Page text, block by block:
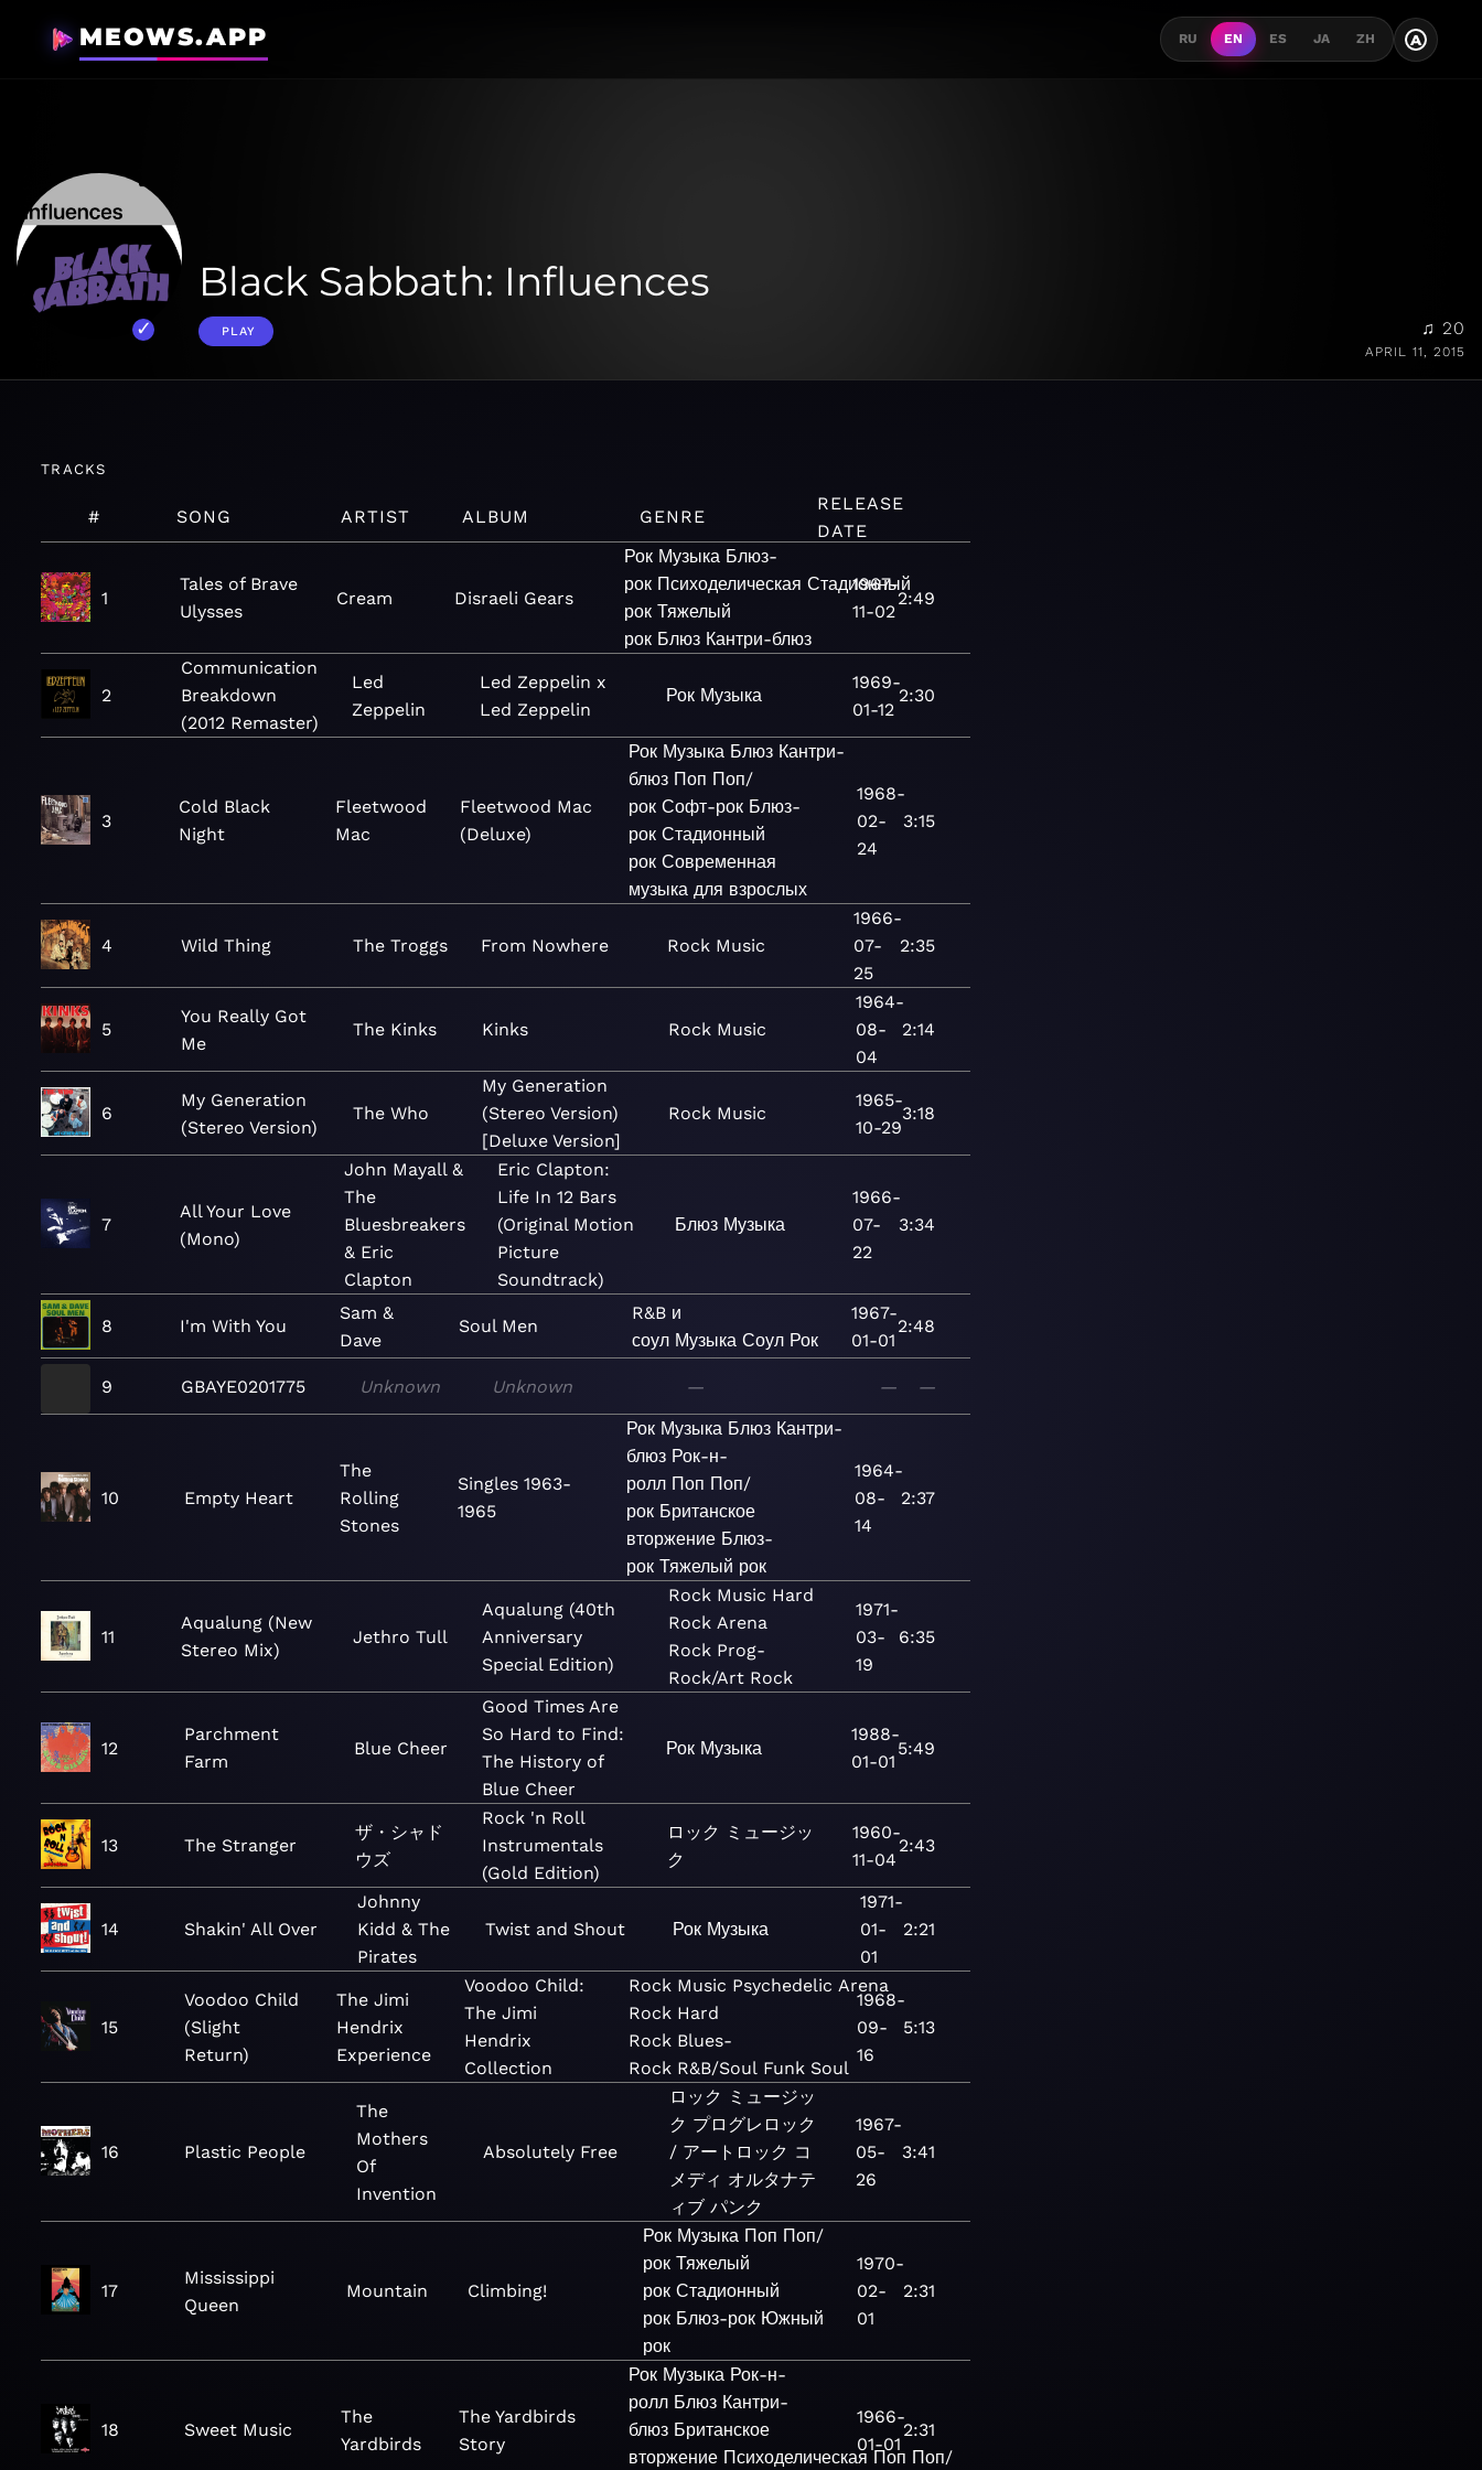
MEOWS.APP RU EN ES JA ZH A
Black Sabbath: Influences
PLAY ♫ 20
APRIL 11, 2015
TRACKS
# SONG ARTIST ALBUM GENRE
RELEASE
DATE
1
Tales of Brave
Ulysses
Cream Disraeli Gears
Рок Музыка Блюз-
рок Психоделическая Стадионный
рок Тяжелый
рок Блюз Кантри-блюз
1967-
11-02
2:49
2
Communication
Breakdown
(2012 Remaster)
Led
Zeppelin
Led Zeppelin x
Led Zeppelin
Рок Музыка
1969-
01-12
2:30
3
Cold Black
Night
Fleetwood
Mac
Fleetwood Mac
(Deluxe)
Рок Музыка Блюз Кантри-
блюз Поп Поп/
рок Софт-рок Блюз-
рок Стадионный
рок Современная
музыка для взрослых
1968-
02-
24
3:15
4 Wild Thing The Troggs From Nowhere Rock Music
1966-
07-
25
2:35
5
You Really Got
Me
The Kinks Kinks Rock Music
1964-
08-
04
2:14
6
My Generation
(Stereo Version)
The Who
My Generation
(Stereo Version)
[Deluxe Version]
Rock Music
1965-
10-29
3:18
7
All Your Love
(Mono)
John Mayall &
The
Bluesbreakers
& Eric
Clapton
Eric Clapton:
Life In 12 Bars
(Original Motion
Picture
Soundtrack)
Блюз Музыка
1966-
07-
22
3:34
8 I'm With You
Sam &
Dave
Soul Men
R&B и
соул Музыка Соул Рок
1967-
01-01
2:48
9 GBAYE0201775 Unknown Unknown — — —
10 Empty Heart
The
Rolling
Stones
Singles 1963-
1965
Рок Музыка Блюз Кантри-
блюз Рок-н-
ролл Поп Поп/
рок Британское
вторжение Блюз-
рок Тяжелый рок
1964-
08-
14
2:37
11
Aqualung (New
Stereo Mix)
Jethro Tull
Aqualung (40th
Anniversary
Special Edition)
Rock Music Hard
Rock Arena
Rock Prog-
Rock/Art Rock
1971-
03-
19
6:35
12
Parchment
Farm
Blue Cheer
Good Times Are
So Hard to Find:
The History of
Blue Cheer
Рок Музыка
1988-
01-01
5:49
13 The Stranger
ザ・シャド
ウズ
Rock 'n Roll
Instrumentals
(Gold Edition)
ロック ミュージッ
ク
1960-
11-04
2:43
14 Shakin' All Over
Johnny
Kidd & The
Pirates
Twist and Shout Рок Музыка
1971-
01-
01
2:21
15
Voodoo Child
(Slight
Return)
The Jimi
Hendrix
Experience
Voodoo Child:
The Jimi
Hendrix
Collection
Rock Music Psychedelic Arena
Rock Hard
Rock Blues-
Rock R&B/Soul Funk Soul
1968-
09-
16
5:13
16 Plastic People
The
Mothers
Of
Invention
Absolutely Free
ロック ミュージッ
ク プログレロック
/ アートロック コ
メディ オルタナテ
ィブ パンク
1967-
05-
26
3:41
17
Mississippi
Queen
Mountain Climbing!
Рок Музыка Поп Поп/
рок Тяжелый
рок Стадионный
рок Блюз-рок Южный
рок
1970-
02-
01
2:31
18 Sweet Music
The
Yardbirds
The Yardbirds
Story
Рок Музыка Рок-н-
ролл Блюз Кантри-
блюз Британское
вторжение Психоделическая Поп Поп/
1966-
01-01
2:31